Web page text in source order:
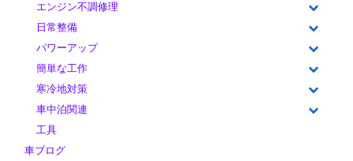
エンジン不調修理
日常整備
パワーアップ
簡単な工作
寒冷地対策
車中泊関連
工具
車ブログ